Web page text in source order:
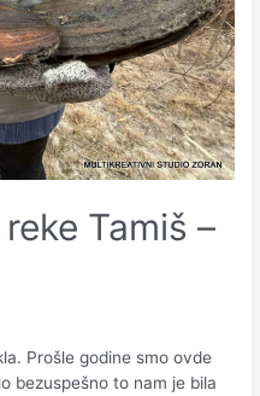
Tamiš –
Prošle godine smo ovde
bezuspešno to nam je bila